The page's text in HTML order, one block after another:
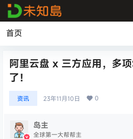
首页
阿里云盘 x 三方应用，多
了！
资讯 23年11月10日 0
岛主
全球第一大帮帮主